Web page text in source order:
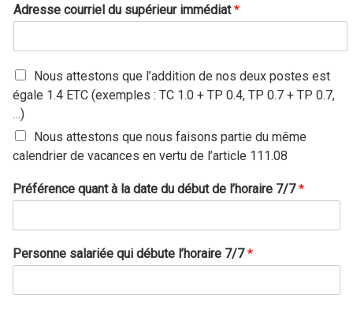
Adresse courriel du supérieur immédiat*
A
t
e
s
t
t
i
n
*
Nous attestons que l’addition de nos deux postes est
égale 1.4 ETC (exemples : TC 1.0 + TP 0.4, TP 0.7 + TP 0.7,
…)
Nous attestons que nous faisons partie du même
calendrier de vacances en vertu de l’article 111.08
Préférence quant à la date du début de l’horaire 7/7*
Personne salariée qui débute l’horaire 7/7*